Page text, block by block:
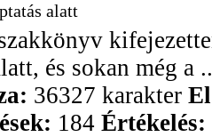
alatt
és sokan még a
36327 karakter
184 Értékelés: